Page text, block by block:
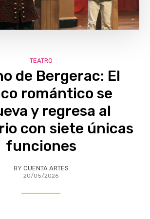
TEATRO
de Bergerac: El
romántico se
y regresa al
con siete únicas
funciones
BY CUENTA ARTES
20/05/2026